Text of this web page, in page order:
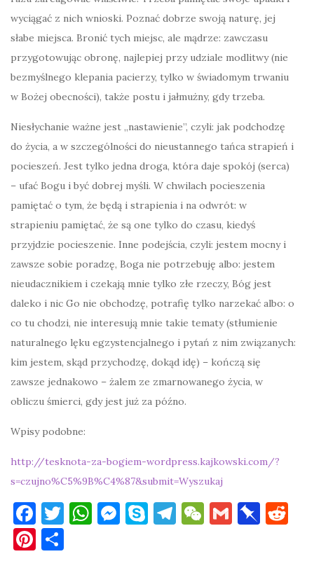
wyciągać z nich wnioski. Poznać dobrze swoją naturę, jej
słabe miejsca. Bronić tych miejsc, ale mądrze: zawczasu
przygotowując obronę, najlepiej przy udziale modlitwy (nie
bezmyślnego klepania pacierzy, tylko w świadomym trwaniu
w Bożej obecności), także postu i jałmużny, gdy trzeba.
Niesłychanie ważne jest „nastawienie”, czyli: jak podchodzę
do życia, a w szczególności do nieustannego tańca strapień i
pocieszeń. Jest tylko jedna droga, która daje spokój (serca)
– ufać Bogu i być dobrej myśli. W chwilach pocieszenia
pamiętać o tym, że będą i strapienia i na odwrót: w
strapieniu pamiętać, że są one tylko do czasu, kiedyś
przyjdzie pocieszenie. Inne podejścia, czyli: jestem mocny i
zawsze sobie poradzę, Boga nie potrzebuję albo: jestem
nieudacznikiem i czekają mnie tylko złe rzeczy, Bóg jest
daleko i nic Go nie obchodzę, potrafię tylko narzekać albo: o
co tu chodzi, nie interesują mnie takie tematy (stłumienie
naturalnego lęku egzystencjalnego i pytań z nim związanych:
kim jestem, skąd przychodzę, dokąd idę) – kończą się
zawsze jednakowo – żalem ze zmarnowanego życia, w
obliczu śmierci, gdy jest już za późno.
Wpisy podobne:
http://tesknota-za-bogiem-wordpress.kajkowski.com/?
s=czujno%C5%9B%C4%87&submit=Wyszukaj
F
a
c
T W M S T W G Pi
Pi